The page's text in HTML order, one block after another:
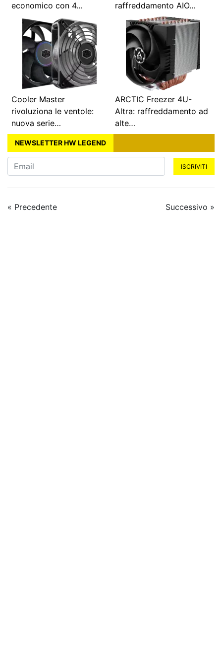
economico con 4…
raffreddamento AIO…
Cooler Master
rivoluziona le ventole:
nuova serie…
ARCTIC Freezer 4U-
Altra: raffreddamento ad
alte…
NEWSLETTER HW LEGEND
ISCRIVITI
« Precedente Successivo »